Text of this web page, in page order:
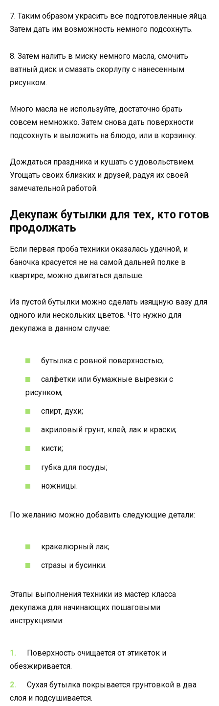
7. Таким образом украсить все подготовленные яйца.
Затем дать им возможность немного подсохнуть.
8. Затем налить в миску немного масла, смочить
ватный диск и смазать скорлупу с нанесенным
рисунком.
Много масла не используйте, достаточно брать
совсем немножко. Затем снова дать поверхности
подсохнуть и выложить на блюдо, или в корзинку.
Дождаться праздника и кушать с удовольствием.
Угощать своих близких и друзей, радуя их своей
замечательной работой.
Декупаж бутылки для тех, кто готов
продолжать
Если первая проба техники оказалась удачной, и
баночка красуется не на самой дальней полке в
квартире, можно двигаться дальше.
Из пустой бутылки можно сделать изящную вазу для
одного или нескольких цветов. Что нужно для
декупажа в данном случае:
бутылка с ровной поверхностью;
салфетки или бумажные вырезки с
рисунком;
спирт, духи;
акриловый грунт, клей, лак и краски;
кисти;
губка для посуды;
ножницы.
По желанию можно добавить следующие детали:
кракелюрный лак;
стразы и бусинки.
Этапы выполнения техники из мастер класса
декупажа для начинающих пошаговыми
инструкциями:
Поверхность очищается от этикеток и
обезжиривается.
Сухая бутылка покрывается грунтовкой в два
слоя и подсушивается.